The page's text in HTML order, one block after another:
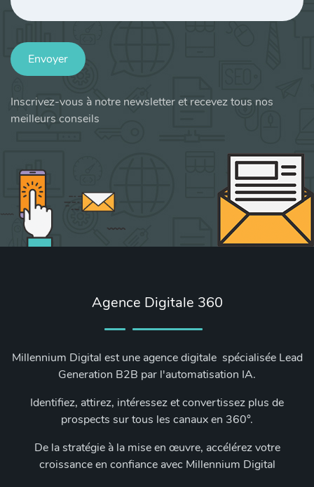
Envoyer
Inscrivez-vous à notre newsletter et recevez tous nos
meilleurs conseils
Agence Digitale 360
Millennium Digital est une agence digitale spécialisée Lead
Generation B2B par l'automatisation IA.
Identifiez, attirez, intéressez et convertissez plus de
prospects sur tous les canaux en 360°.
De la stratégie à la mise en œuvre, accélérez votre
croissance en confiance avec Millennium Digital